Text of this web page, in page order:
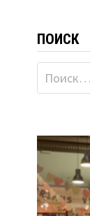
ПОИСК
Найти: